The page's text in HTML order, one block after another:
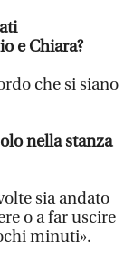
e Chiara?
che si siano
nella stanza
sia andato
o a far uscire
minuti».